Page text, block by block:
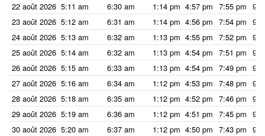
22 août 2026 5:11 am 6:30 am 1:14 pm 4:57 pm 7:55 pm
23 août 2026 5:12 am 6:31 am 1:14 pm 4:56 pm 7:54 pm
24 août 2026 5:13 am 6:32 am 1:13 pm 4:55 pm 7:52 pm
25 août 2026 5:14 am 6:32 am 1:13 pm 4:54 pm 7:51 pm
26 août 2026 5:15 am 6:33 am 1:13 pm 4:54 pm 7:49 pm
27 août 2026 5:16 am 6:34 am 1:12 pm 4:53 pm 7:48 pm
28 août 2026 5:18 am 6:35 am 1:12 pm 4:52 pm 7:46 pm
29 août 2026 5:19 am 6:36 am 1:12 pm 4:51 pm 7:45 pm
30 août 2026 5:20 am 6:37 am 1:12 pm 4:50 pm 7:43 pm